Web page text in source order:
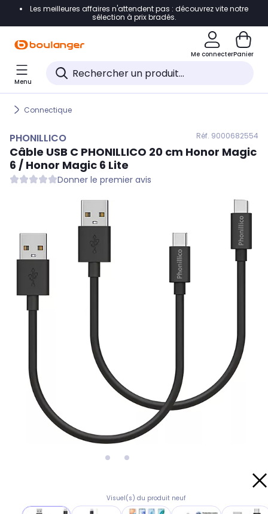
Accéder directement à la navigation
Accéder directement au pied de page
Accéder directement au chatbot
Les meilleures affaires n'attendent pas : découvrez vite notre
sélection à prix bradés.
Me connecterPanier
Menu
Connectique
PHONILLICO Réf. 9000682554
Câble USB C PHONILLICO 20 cm Honor Magic
6 / Honor Magic 6 Lite
Donner le premier avis
Visuel(s) du produit neuf